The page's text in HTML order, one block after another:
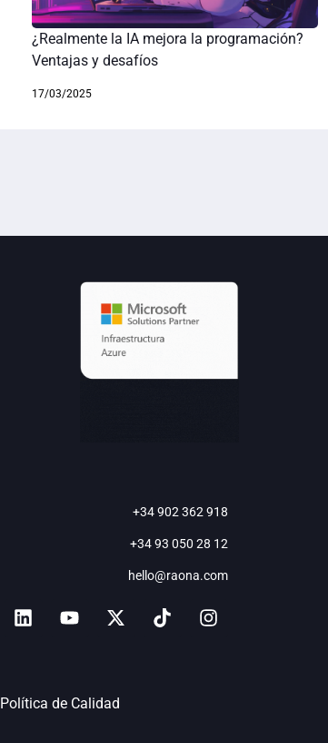
¿Realmente la IA mejora la programación?
Ventajas y desafíos
17/03/2025
+34 902 362 918
+34 93 050 28 12
hello@raona.com
Política de Calidad